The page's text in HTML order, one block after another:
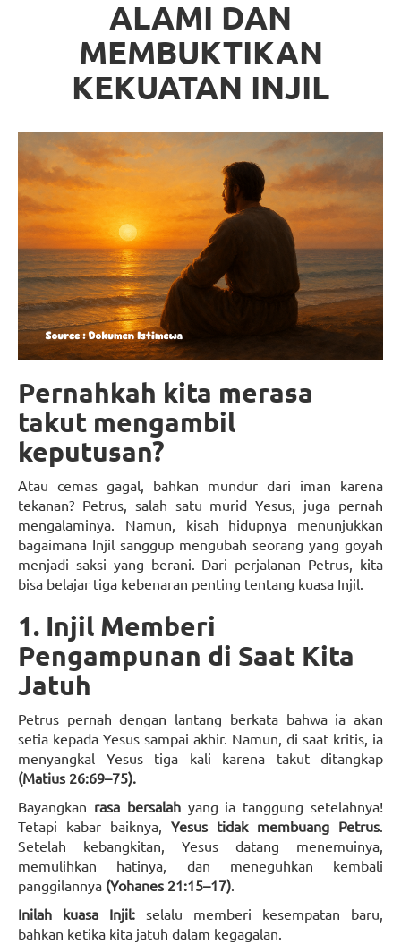
ALAMI DAN
MEMBUKTIKAN
KEKUATAN INJIL
Pernahkah kita merasa
takut mengambil
keputusan?
Atau cemas gagal, bahkan mundur dari iman karena
tekanan? Petrus, salah satu murid Yesus, juga pernah
mengalaminya. Namun, kisah hidupnya menunjukkan
bagaimana Injil sanggup mengubah seorang yang goyah
menjadi saksi yang berani. Dari perjalanan Petrus, kita
bisa belajar tiga kebenaran penting tentang kuasa Injil.
1. Injil Memberi
Pengampunan di Saat Kita
Jatuh
Petrus pernah dengan lantang berkata bahwa ia akan
setia kepada Yesus sampai akhir. Namun, di saat kritis, ia
menyangkal Yesus tiga kali karena takut ditangkap
(Matius 26:69–75).
Bayangkan rasa bersalahyang ia tanggung setelahnya!
Tetapi kabar baiknya, Yesus tidak membuang Petrus.
Setelah kebangkitan, Yesus datang menemuinya,
memulihkan hatinya, dan meneguhkan kembali
panggilannya (Yohanes 21:15–17).
Inilah kuasa Injil: selalu memberi kesempatan baru,
bahkan ketika kita jatuh dalam kegagalan.